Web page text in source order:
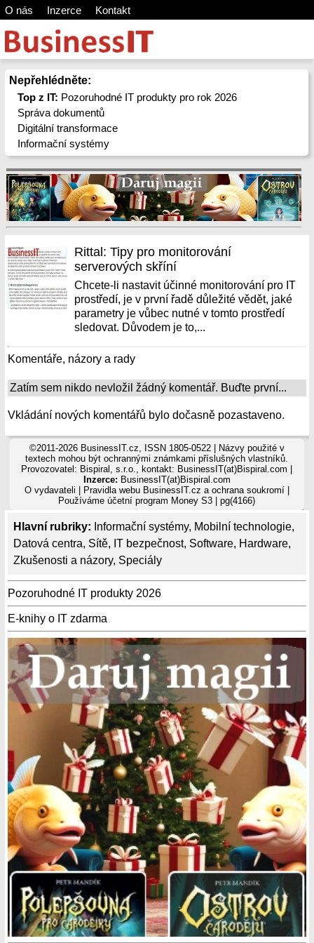
O nás Inzerce Kontakt
Nepřehlédněte:
Top z IT: Pozoruhodné IT produkty pro rok 2026
Správa dokumentů
Digitální transformace
Informační systémy
Hlavní rubriky: Informační systémy, Mobilní technologie,
Datová centra, Sítě, IT bezpečnost, Software, Hardware,
Zkušenosti a názory, Speciály
Pozoruhodné IT produkty 2026
E-knihy o IT zdarma
Rittal: Tipy pro monitorování
serverových skříní
Chcete-li nastavit účinné monitorování pro IT
prostředí, je v první řadě důležité vědět, jaké
parametry je vůbec nutné v tomto prostředí
sledovat. Důvodem je to,...
Komentáře, názory a rady
Zatím sem nikdo nevložil žádný komentář. Buďte první...
Vkládání nových komentářů bylo dočasně pozastaveno.
©2011-2026 BusinessIT.cz, ISSN 1805-0522 | Názvy použité v
textech mohou být ochrannými známkami příslušných vlastníků.
Provozovatel: Bispiral, s.r.o., kontakt: BusinessIT(at)Bispiral.com |
Inzerce: BusinessIT(at)Bispiral.com
O vydavateli
Pravidla webu BusinessIT.cz a ochrana soukromí|
Používámeúčetní program Money S3 | pg(4166)